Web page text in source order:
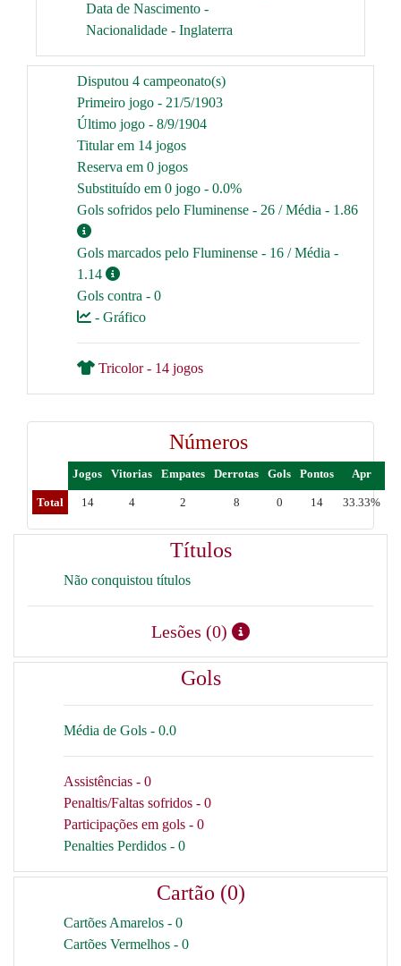
Data de Nascimento -
Nacionalidade - Inglaterra
Disputou 4 campeonato(s)
Primeiro jogo - 21/5/1903
Último jogo - 8/9/1904
Titular em 14 jogos
Reserva em 0 jogos
Substituído em 0 jogo - 0.0%
Gols sofridos pelo Fluminense - 26 / Média - 1.86
Gols marcados pelo Fluminense - 16 / Média -
1.14
Gols contra - 0
- Gráfico
Tricolor - 14 jogos
Números
Jogos Vitorias Empates Derrotas Gols Pontos Apr
Total 14 4 2 8 0 14 33.33%
Títulos
Não conquistou títulos
Lesões (0)
Gols
Média de Gols - 0.0
Assistências - 0
Penaltis/Faltas sofridos - 0
Participações em gols - 0
Penalties Perdidos - 0
Cartão (0)
Cartões Amarelos - 0
Cartões Vermelhos - 0